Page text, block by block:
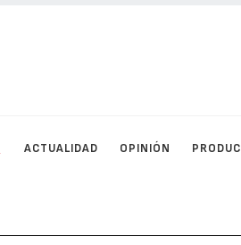
ACTUALIDAD OPINIÓN